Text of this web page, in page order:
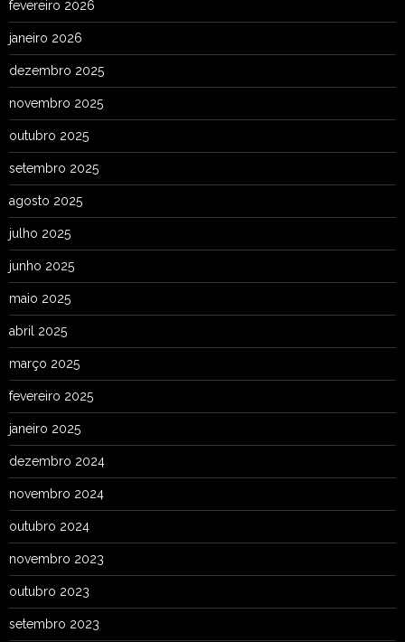
fevereiro 2026
janeiro 2026
dezembro 2025
novembro 2025
outubro 2025
setembro 2025
agosto 2025
julho 2025
junho 2025
maio 2025
abril 2025
março 2025
fevereiro 2025
janeiro 2025
dezembro 2024
novembro 2024
outubro 2024
novembro 2023
outubro 2023
setembro 2023